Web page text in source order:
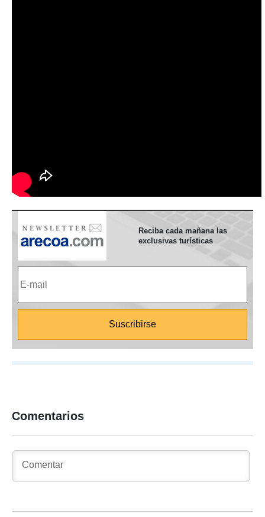
Reciba cada mañana las
exclusivas turísticas
Comentarios